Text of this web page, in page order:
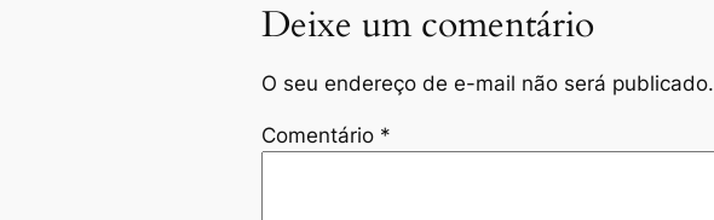
Deixe um comentário
O seu endereço de e-mail não será publicado.
Comentário *